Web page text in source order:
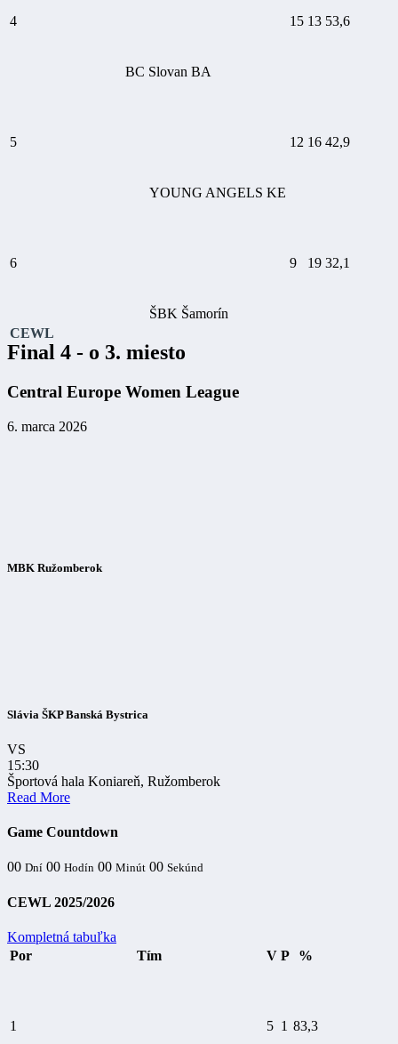
4
BC Slovan BA
15 13 53,6
5
YOUNG ANGELS KE
12 16 42,9
6
ŠBK Šamorín
9 19 32,1
CEWL
Final 4 - o 3. miesto
Central Europe Women League
6. marca 2026
MBK Ružomberok
Slávia ŠKP Banská Bystrica
VS
15:30
Športová hala Koniareň, Ružomberok
Read More
Game Countdown
00 Dní 00 Hodín 00 Minút 00 Sekúnd
CEWL 2025/2026
Kompletná tabuľka
Por
Tím V P %
1 5 1 83,3